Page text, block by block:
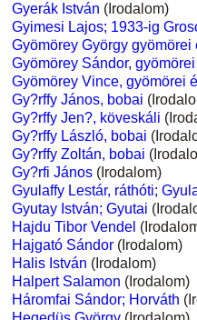
Gyerák István (Irodalom)
Gyimesi Lajos; 1933-ig
Gyömörey György gyömörei
Gyömörey Sándor,
Gyömörey Vince, gyömörei
Gy?rffy János, bobai
Gy?rffy Jen?, köveskáli
Gy?rffy László, bobai
Gy?rffy Zoltán, bobai
Gy?rfi János(Irodalom)
Gyulaffy Lestár, ráthóti;
Gyutay István; Gyutai
Hajdu Tibor Vendel
Hajgató Sándor(Irodalom)
Halis István (Irodalom)
Halpert Salamon (Irodalom)
Háromfai Sándor; Horváth